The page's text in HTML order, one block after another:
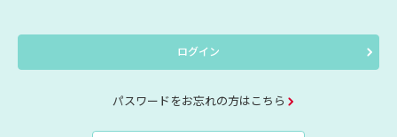
ログイン
パスワードをお忘れの方はこちら